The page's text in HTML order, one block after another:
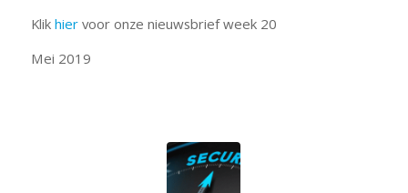
Klik hiervoor onze nieuwsbrief week 20
Mei 2019